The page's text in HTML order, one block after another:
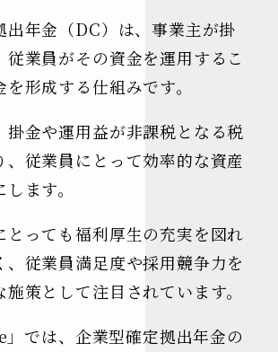
出年金（DC）は、事業主が掛
従業員がその資金を運用するこ
形成する仕組みです。
掛金や運用益が非課税となる税
、従業員にとって効率的な資産
ます。
とっても福利厚生の充実を図れ
、従業員満足度や採用競争力を
策として注目されています。
」では、企業型確定拠出年金の